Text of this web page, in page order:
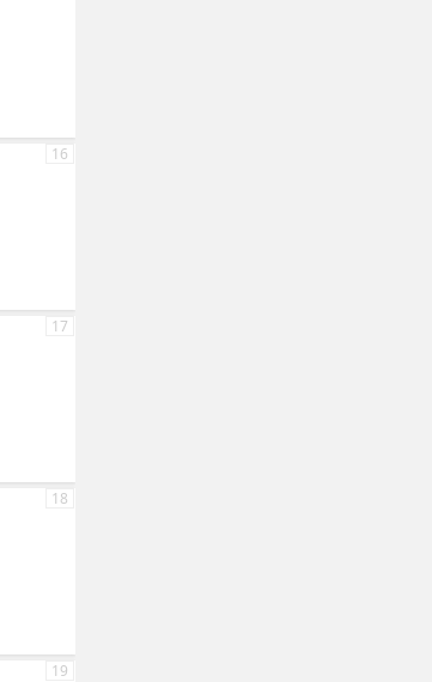
16
17
18
19